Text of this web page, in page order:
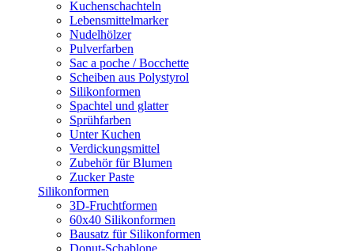
Kuchenschachteln
Lebensmittelmarker
Nudelhölzer
Pulverfarben
Sac a poche / Bocchette
Scheiben aus Polystyrol
Silikonformen
Spachtel und glatter
Sprühfarben
Unter Kuchen
Verdickungsmittel
Zubehör für Blumen
Zucker Paste
Silikonformen
3D-Fruchtformen
60x40 Silikonformen
Bausatz für Silikonformen
Donut-Schablone